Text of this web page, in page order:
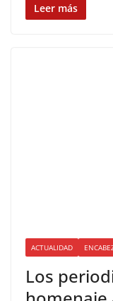
Leer más
ACTUALIDAD
Los